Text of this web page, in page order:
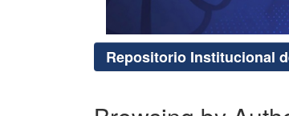
Repositorio Institucional